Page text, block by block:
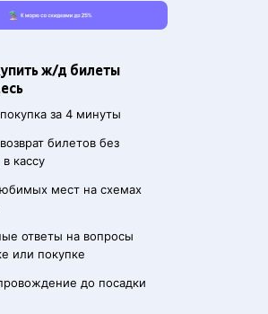
ж/д билеты
за 4 минуты
билетов без
кассу
мест на схемах
ответы на вопросы
или покупке
до посадки